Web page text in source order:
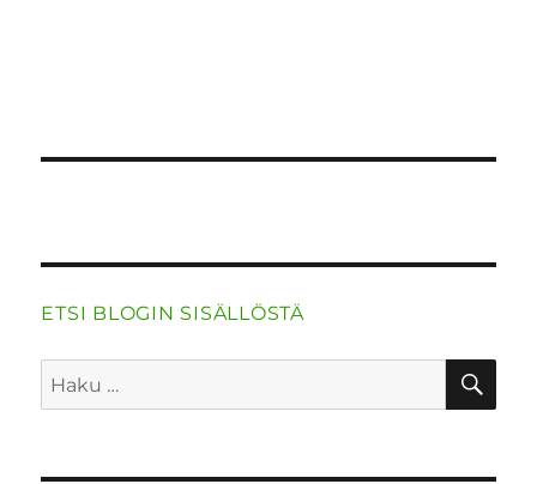
ETSI BLOGIN SISÄLLÖSTÄ
Etsi: